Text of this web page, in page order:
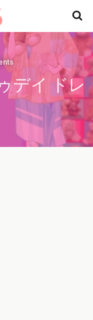
デイ ドレ